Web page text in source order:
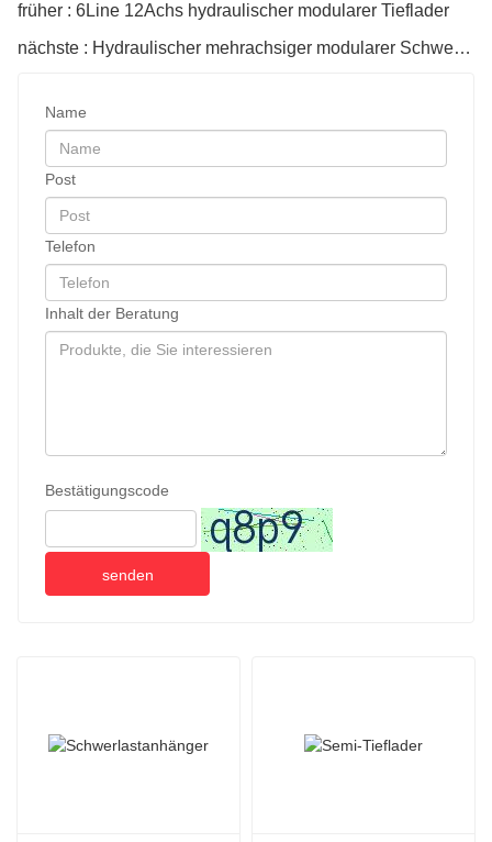
früher : 6Line 12Achs hydraulischer modularer Tieflader
nächste : Hydraulischer mehrachsiger modularer Schwerlast-Sattelauflieger
Name
Post
Telefon
Inhalt der Beratung
Bestätigungscode
senden